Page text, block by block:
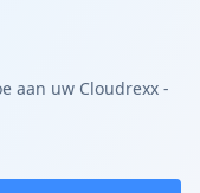
aan uw Cloudrexx -